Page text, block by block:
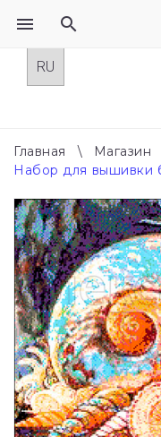
Главная \ Магазин
Набор для вышивки